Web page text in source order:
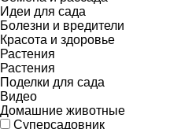
Идеи для сада
Болезни и вредители
Красота и здоровье
Растения
Растения
Поделки для сада
Видео
Домашние животные
Суперсадовник